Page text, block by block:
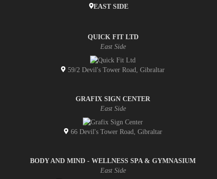
EAST SIDE
QUICK FIT LTD
East Side
59/2 Devil's Tower Road, Gibraltar
GRAFIX SIGN CENTER
East Side
66 Devil's Tower Road, Gibraltar
BODY AND MIND - WELLNESS SPA & GYMNASIUM
East Side